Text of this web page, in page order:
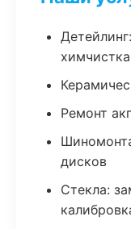
химчистка
Ремонт
дисков
Стекла: